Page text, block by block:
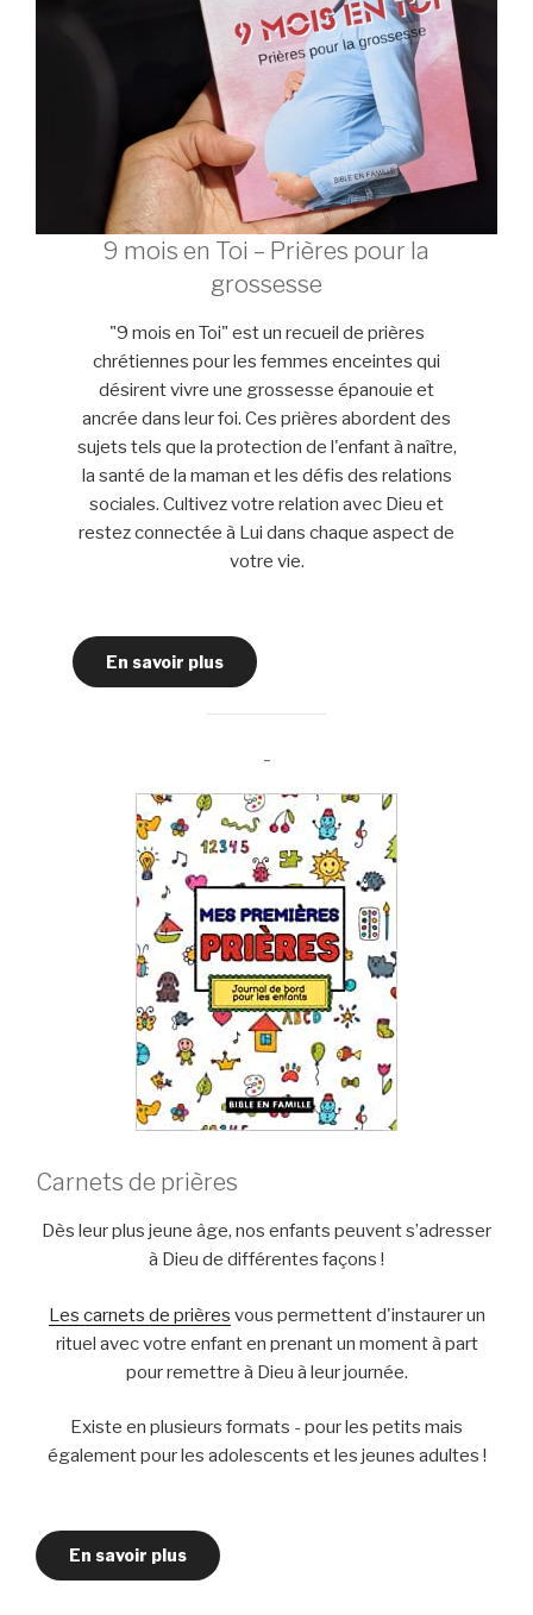
9 mois en Toi – Prières pour la
grossesse
"9 mois en Toi" est un recueil de prières
chrétiennes pour les femmes enceintes qui
désirent vivre une grossesse épanouie et
ancrée dans leur foi. Ces prières abordent des
sujets tels que la protection de l'enfant à naître,
la santé de la maman et les défis des relations
sociales. Cultivez votre relation avec Dieu et
restez connectée à Lui dans chaque aspect de
votre vie.
En savoir plus
-
Carnets de prières
Dès leur plus jeune âge, nos enfants peuvent s’adresser
à Dieu de différentes façons !
Les carnets de prières vous permettent d'instaurer un
rituel avec votre enfant en prenant un moment à part
pour remettre à Dieu à leur journée.
Existe en plusieurs formats - pour les petits mais
également pour les adolescents et les jeunes adultes !
En savoir plus